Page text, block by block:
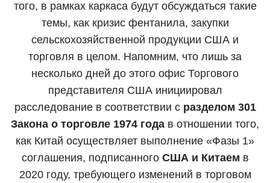
того, в рамках каркаса будут обсуждаться такие
темы, как кризис фентанила, закупки
сельскохозяйственной продукции США и
торговля в целом. Напомним, что лишь за
несколько дней до этого офис Торгового
представителя США инициировал
расследование в соответствии с разделом 301
Закона о торговле 1974 года в отношении того,
как Китай осуществляет выполнение «Фазы 1»
соглашения, подписанного США и Китаем в
2020 году, требующего изменений в торговом